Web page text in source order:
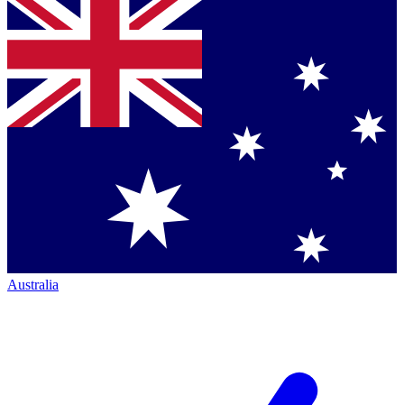
Australia